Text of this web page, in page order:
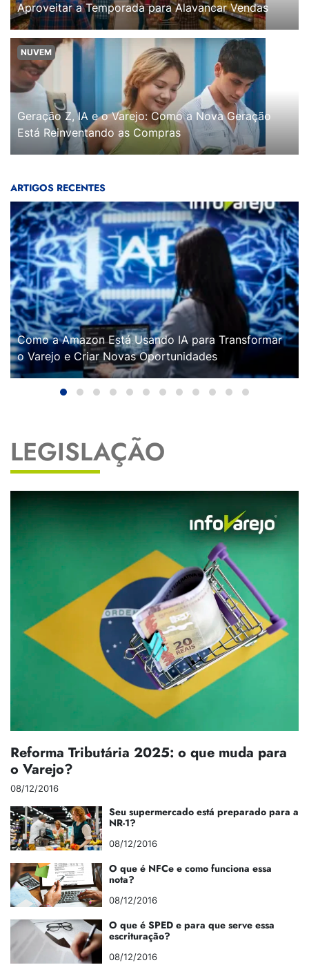
Aproveitar a Temporada para Alavancar Vendas
NUVEM
Geração Z, IA e o Varejo: Como a Nova Geração
Está Reinventando as Compras
ARTIGOS RECENTES
Como a Amazon Está Usando IA para Transformar
o Varejo e Criar Novas Oportunidades
LEGISLAÇÃO
Reforma Tributária 2025: o que muda para
o Varejo?
08/12/2016
Seu supermercado está preparado para a
NR-1?
08/12/2016
O que é NFCe e como funciona essa
nota?
08/12/2016
O que é SPED e para que serve essa
escrituração?
08/12/2016